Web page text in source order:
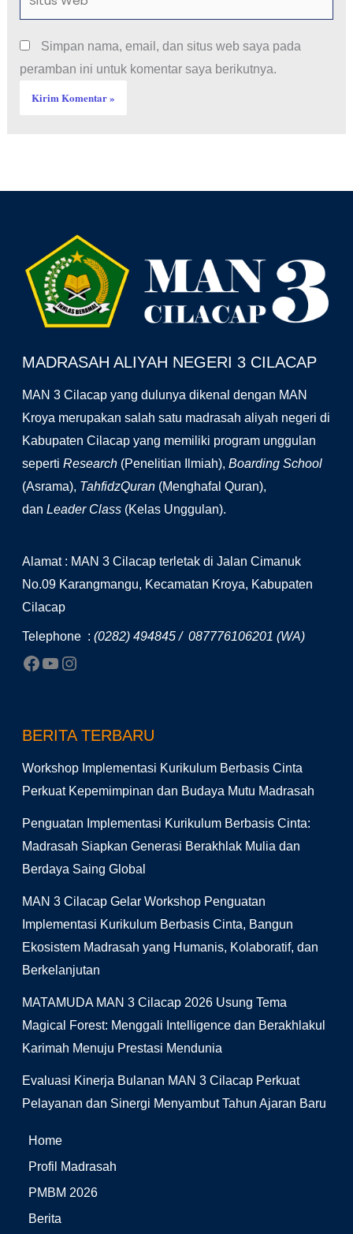
Simpan nama, email, dan situs web saya pada
peramban ini untuk komentar saya berikutnya.
MADRASAH ALIYAH NEGERI 3 CILACAP
MAN 3 Cilacap yang dulunya dikenal dengan MAN
Kroya merupakan salah satu madrasah aliyah negeri di
Kabupaten Cilacap yang memiliki program unggulan
seperti Research (Penelitian Ilmiah), Boarding School
(Asrama), TahfidzQuran (Menghafal Quran),
dan Leader Class (Kelas Unggulan).
Alamat : MAN 3 Cilacap terletak di Jalan Cimanuk
No.09 Karangmangu, Kecamatan Kroya, Kabupaten
Cilacap
Telephone : (0282) 494845 / 087776106201 (WA)
BERITA TERBARU
Workshop Implementasi Kurikulum Berbasis Cinta
Perkuat Kepemimpinan dan Budaya Mutu Madrasah
Penguatan Implementasi Kurikulum Berbasis Cinta:
Madrasah Siapkan Generasi Berakhlak Mulia dan
Berdaya Saing Global
MAN 3 Cilacap Gelar Workshop Penguatan
Implementasi Kurikulum Berbasis Cinta, Bangun
Ekosistem Madrasah yang Humanis, Kolaboratif, dan
Berkelanjutan
MATAMUDA MAN 3 Cilacap 2026 Usung Tema
Magical Forest: Menggali Intelligence dan Berakhlakul
Karimah Menuju Prestasi Mendunia
Evaluasi Kinerja Bulanan MAN 3 Cilacap Perkuat
Pelayanan dan Sinergi Menyambut Tahun Ajaran Baru
Home
Profil Madrasah
PMBM 2026
Berita